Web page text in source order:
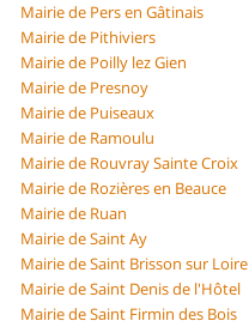
Mairie de Pers en Gâtinais
Mairie de Pithiviers
Mairie de Poilly lez Gien
Mairie de Presnoy
Mairie de Puiseaux
Mairie de Ramoulu
Mairie de Rouvray Sainte Croix
Mairie de Rozières en Beauce
Mairie de Ruan
Mairie de Saint Ay
Mairie de Saint Brisson sur Loire
Mairie de Saint Denis de l'Hôtel
Mairie de Saint Firmin des Bois